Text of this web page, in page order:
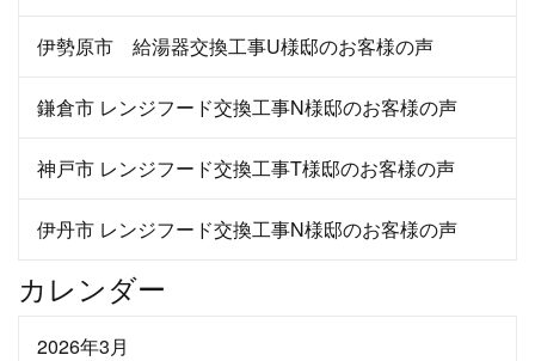
伊勢原市 給湯器交換工事U様邸のお客様の声
鎌倉市 レンジフード交換工事N様邸のお客様の声
神戸市 レンジフード交換工事T様邸のお客様の声
伊丹市 レンジフード交換工事N様邸のお客様の声
カレンダー
2026年3月